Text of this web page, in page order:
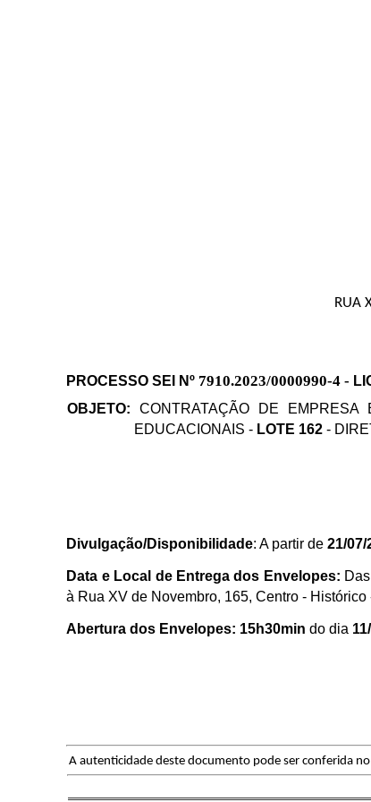
RUA
PROCESSO SEI Nº 7910.2023/0000990-4 -
OBJETO: CONTRATAÇÃO DE EMPRESA
EDUCACIONAIS - LOTE 162 -
Divulgação/Disponibilidade: A partir de21/07/
Data e Local de Entrega dos Envelopes: Das
à Rua XV de Novembro, 165, Centro - Histórico
Abertura dos Envelopes: 15h30min do dia
A autenticidade deste documento pode ser conferida